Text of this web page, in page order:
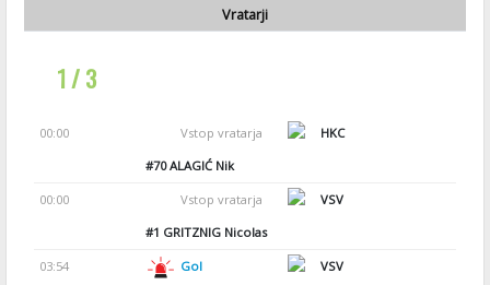
Vratarji
1 / 3
00:00 Vstop vratarja
HKC
#70ALAGIĆ Nik
00:00 Vstop vratarja
VSV
#1 GRITZNIG Nicolas
03:54 Gol
VSV